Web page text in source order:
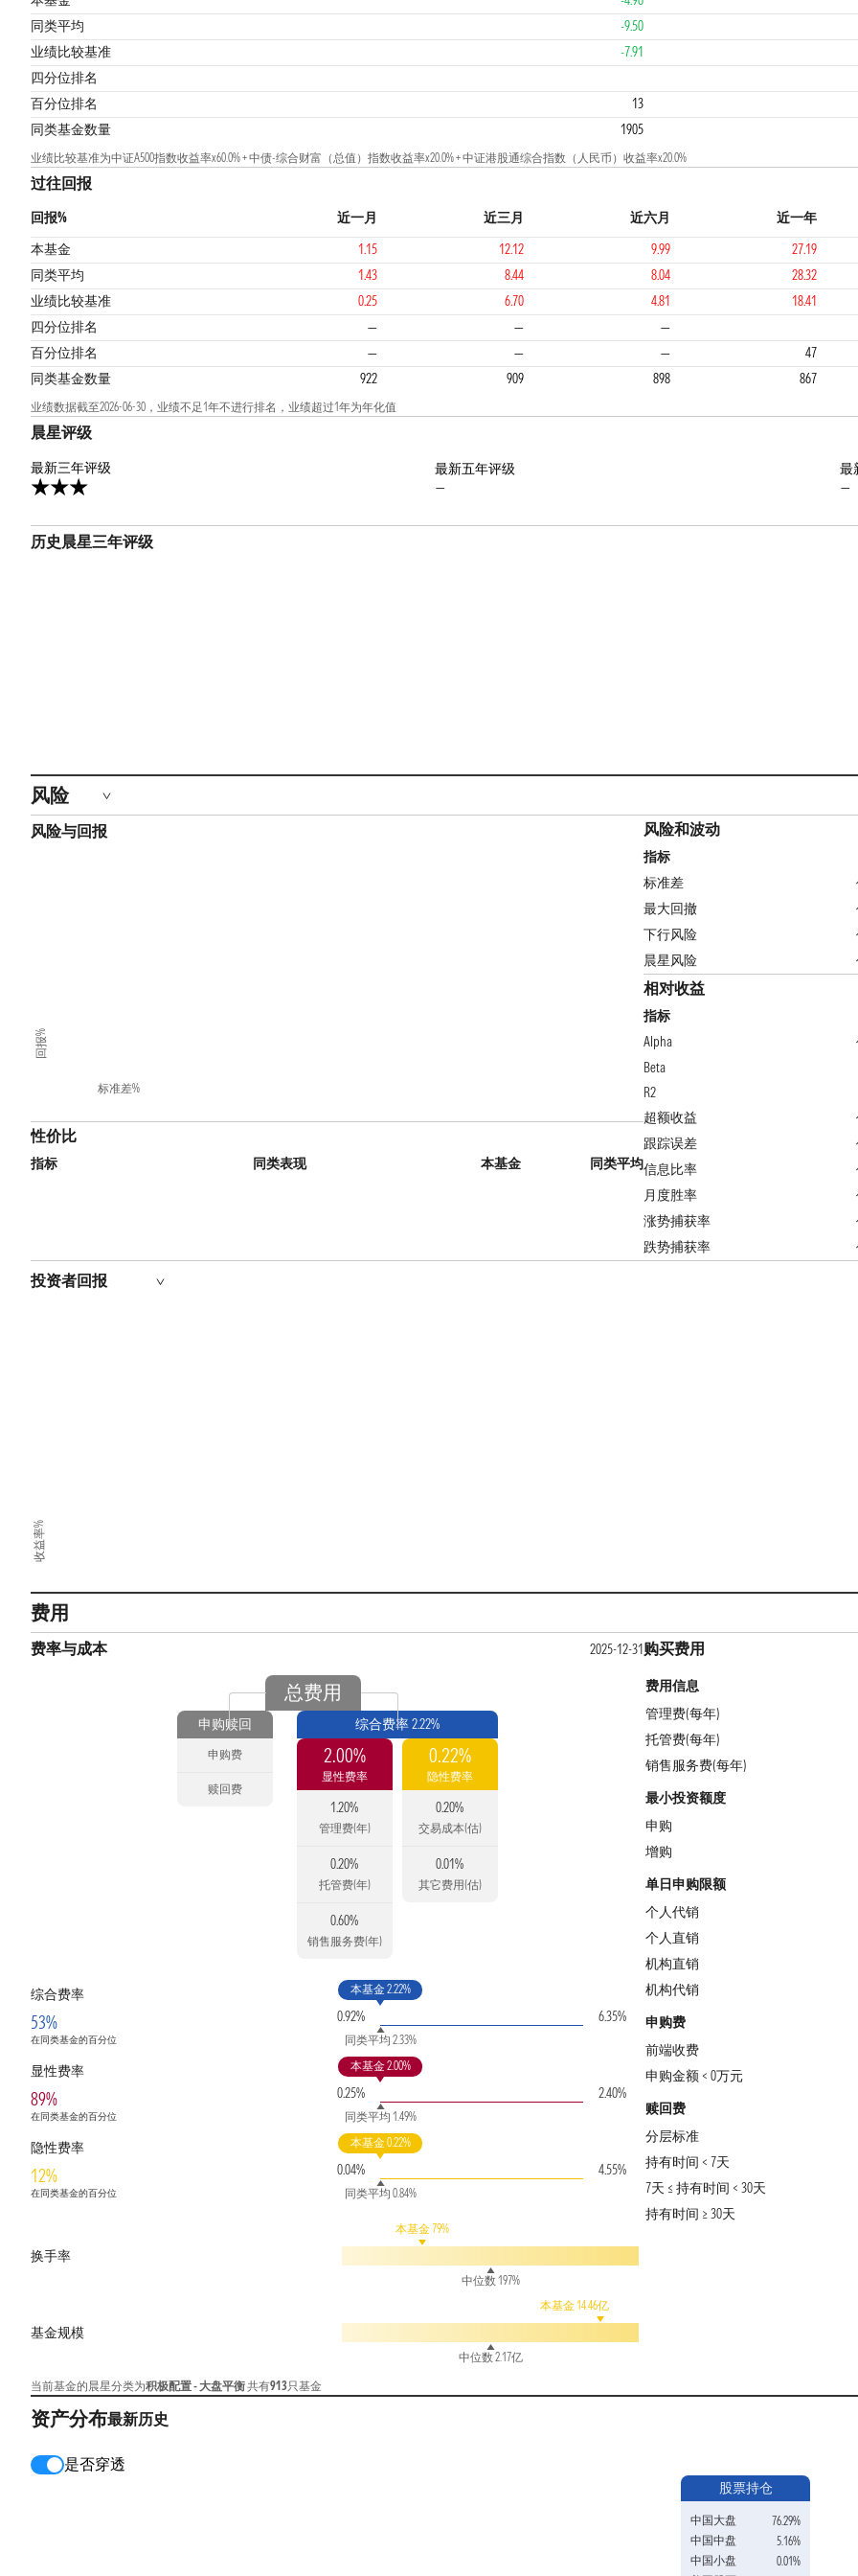
同类平均
-9.50
业绩比较基准
-7.91
四分位排名
1 1
百分位排名 13
同类基金数量
1905
业绩比较基准为中证A500指数收益率x60.0% + 中债-综合财富（总值）指数收益率x20.0% + 中证港股通综合指数（人民币）收益率x20.0%
过往回报
回报% 近一月 近三月 近六月 近一年
本基金
1.15 12.12 9.99 27.19
同类平均
1.43 8.44 8.04 28.32
业绩比较基准
0.25 6.70 4.81 18.41
四分位排名
— — —
2 3
百分位排名 — — — 47
同类基金数量
922 909 898 867
业绩数据截至2026-06-30，业绩不足1年不进行排名，业绩超过1年为年化值
晨星评级
最新三年评级
最新五年评级
—
最
—
历史晨星三年评级
风险
风险与回报
标准差%
回报%
性价比
指标 同类表现 本基金 同类平均
风险和波动
指标
标准差
最大回撤
下行风险
晨星风险
相对收益
指标
Alpha
Beta
R2
超额收益
跟踪误差
信息比率
月度胜率
涨势捕获率
跌势捕获率
投资者回报
收益率%
费用
费率与成本 2025-12-31
总费用
申购赎回
申购费
赎回费
综合费率 2.22%
2.00%
显性费率
1.20%
管理费(年)
0.20%
托管费(年)
0.60%
销售服务费(年)
0.22%
隐性费率
0.20%
交易成本(估)
0.01%
其它费用(估)
综合费率
53%
在同类基金的百分位
0.92%
本基金 2.22%
同类平均 2.33%
6.35%
显性费率
89%
在同类基金的百分位
0.25%
本基金 2.00%
同类平均 1.49%
2.40%
隐性费率
12%
在同类基金的百分位
0.04%
本基金 0.22%
同类平均 0.84%
4.55%
换手率
本基金 79%
中位数 197%
基金规模
本基金 14.46亿
中位数 2.17亿
当前基金的晨星分类为积极配置 - 大盘平衡共有913只基金
购买费用
费用信息
管理费(每年)
托管费(每年)
销售服务费(每年)
最小投资额度
申购
增购
单日申购限额
个人代销
个人直销
机构直销
机构代销
申购费
前端收费
申购金额 < 0万元
赎回费
分层标准
持有时间 < 7天
7天 ≤ 持有时间 < 30天
持有时间 ≥ 30天
资产分布最新历史
是否穿透
股票持仓
中国大盘
76.29%
中国中盘
5.16%
中国小盘
0.01%